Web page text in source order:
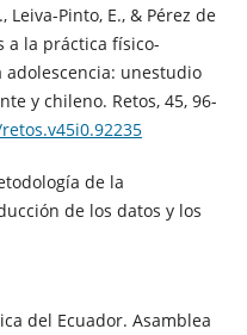
Leiva-Pinto, E., & Pérez de
a la práctica físico-
unestudio
y chileno. Retos, 45, 96-
de la
de los datos y los
del Ecuador. Asamblea